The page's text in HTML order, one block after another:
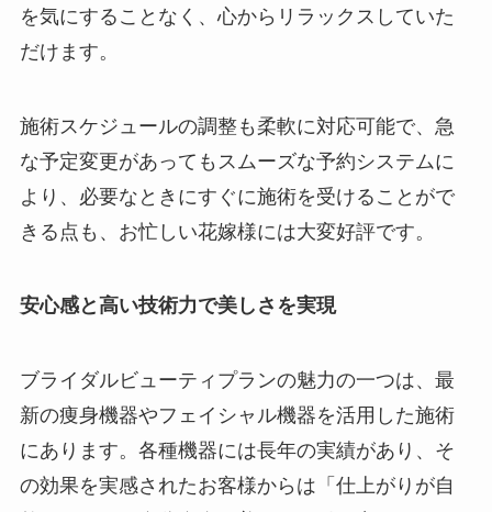
を気にすることなく、心からリラックスしていた
だけます。
施術スケジュールの調整も柔軟に対応可能で、急
な予定変更があってもスムーズな予約システムに
より、必要なときにすぐに施術を受けることがで
きる点も、お忙しい花嫁様には大変好評です。
安心感と高い技術力で美しさを実現
ブライダルビューティプランの魅力の一つは、最
新の痩身機器やフェイシャル機器を活用した施術
にあります。各種機器には長年の実績があり、そ
の効果を実感されたお客様からは「仕上がりが自